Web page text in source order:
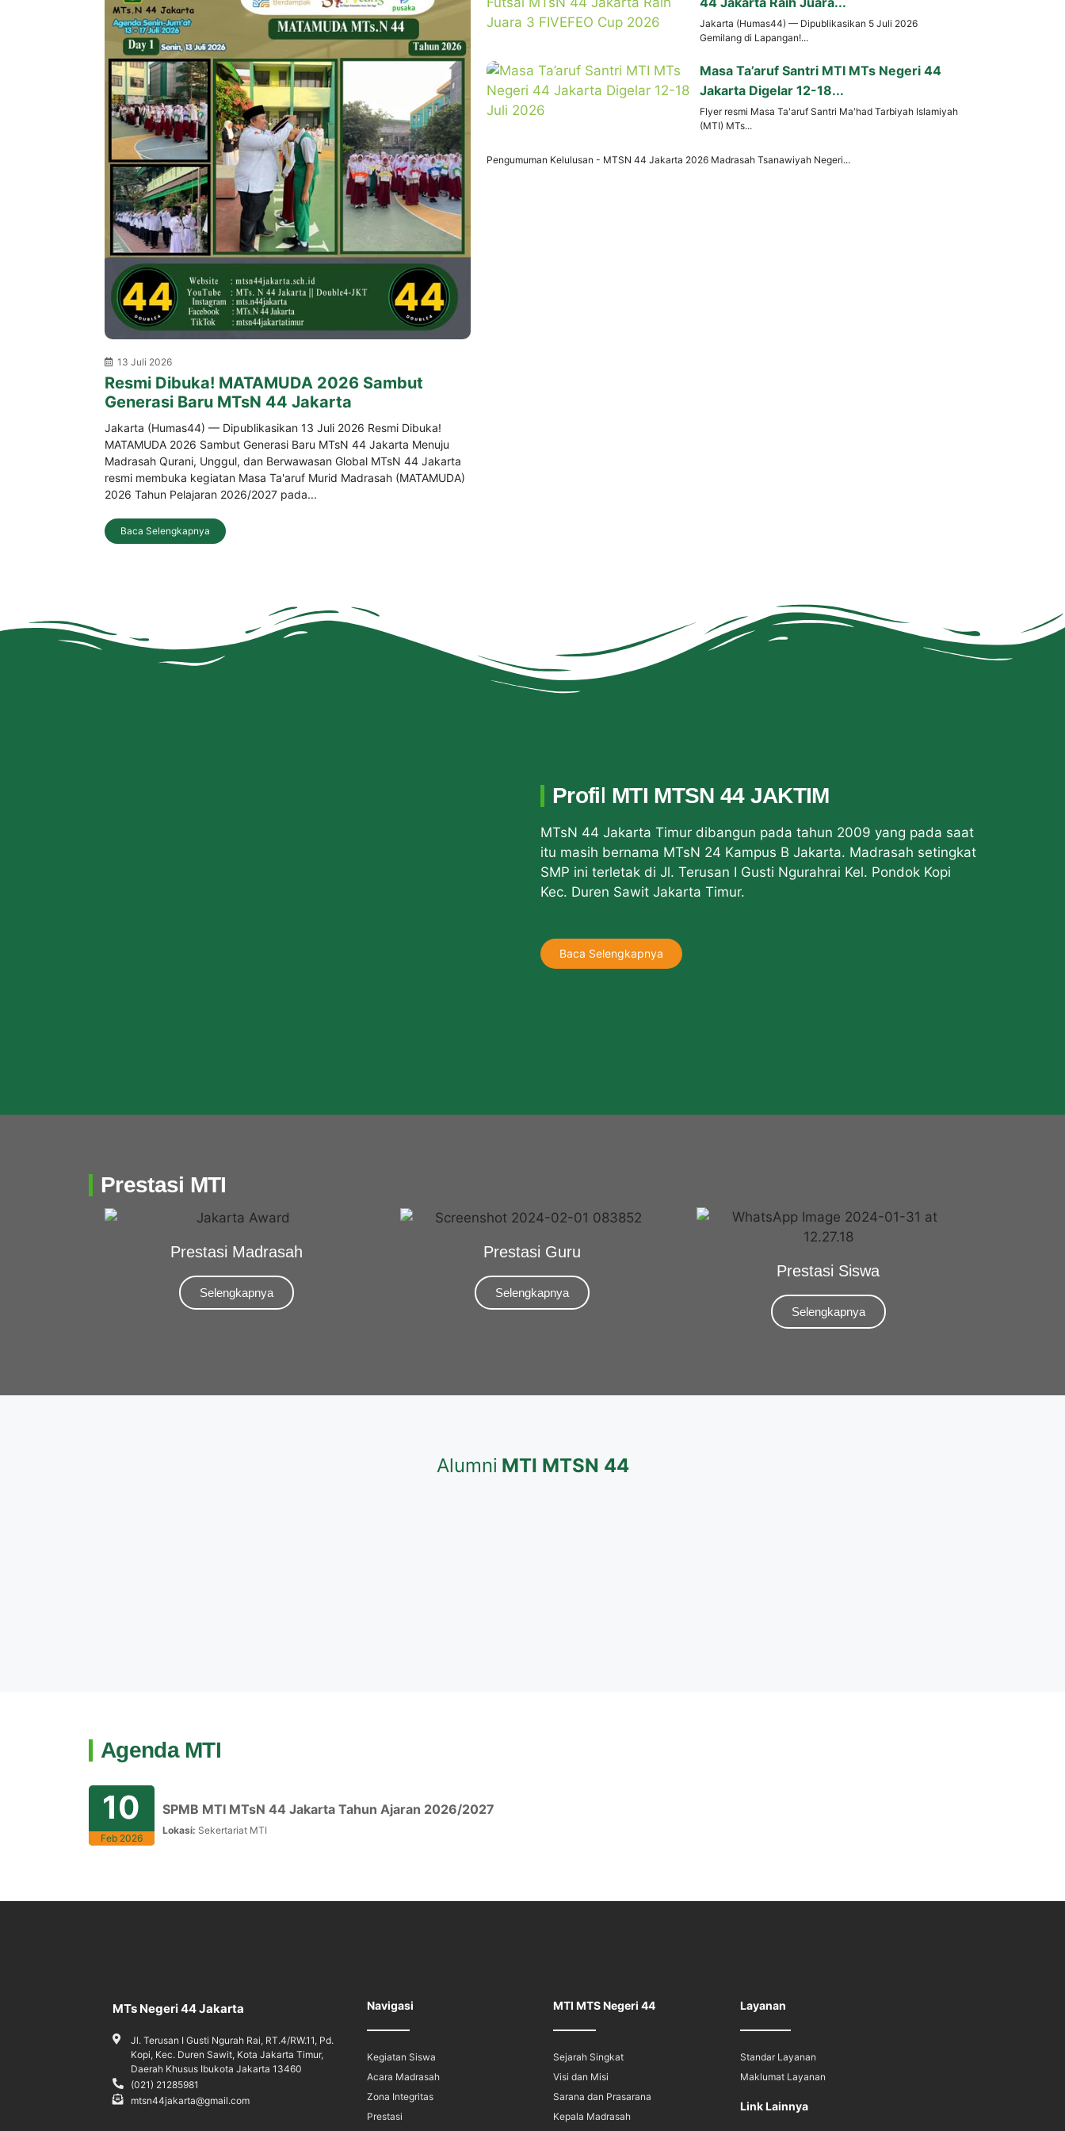
13 Juli 2026
Resmi Dibuka! MATAMUDA 2026 Sambut
Generasi Baru MTsN 44 Jakarta
Jakarta (Humas44) — Dipublikasikan 13 Juli 2026 Resmi Dibuka!
MATAMUDA 2026 Sambut Generasi Baru MTsN 44 Jakarta Menuju
Madrasah Qurani, Unggul, dan Berwawasan Global MTsN 44 Jakarta
resmi membuka kegiatan Masa Ta'aruf Murid Madrasah (MATAMUDA)
2026 Tahun Pelajaran 2026/2027 pada...
Baca Selengkapnya
Jakarta (Humas44) — Dipublikasikan 5 Juli 2026
Gemilang di Lapangan!...
Masa Ta’aruf Santri MTI MTs Negeri 44
Jakarta Digelar 12-18...
Flyer resmi Masa Ta'aruf Santri Ma'had Tarbiyah Islamiyah
(MTI) MTs...
Pengumuman Kelulusan - MTSN 44 Jakarta 2026 Madrasah Tsanawiyah Negeri...
Profil MTI MTSN 44 JAKTIM
MTsN 44 Jakarta Timur dibangun pada tahun 2009 yang pada saat
itu masih bernama MTsN 24 Kampus B Jakarta. Madrasah setingkat
SMP ini terletak di Jl. Terusan I Gusti Ngurahrai Kel. Pondok Kopi
Kec. Duren Sawit Jakarta Timur.
Baca Selengkapnya
Prestasi MTI
Prestasi Madrasah
Selengkapnya
Prestasi Guru
Selengkapnya
Prestasi Siswa
Selengkapnya
Alumni MTI MTSN 44
Agenda MTI
10
Feb 2026
SPMB MTI MTsN 44 Jakarta Tahun Ajaran 2026/2027
Lokasi: Sekertariat MTI
MTs Negeri 44 Jakarta
Jl. Terusan I Gusti Ngurah Rai, RT.4/RW.11, Pd.
Kopi, Kec. Duren Sawit, Kota Jakarta Timur,
Daerah Khusus Ibukota Jakarta 13460
(021) 21285981
mtsn44jakarta@gmail.com
Navigasi
Kegiatan Siswa
Acara Madrasah
Zona Integritas
Prestasi
MTI MTS Negeri 44
Sejarah Singkat
Visi dan Misi
Sarana dan Prasarana
Kepala Madrasah
Layanan
Standar Layanan
Maklumat Layanan
Link Lainnya